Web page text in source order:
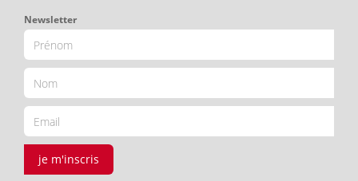
Newsletter
je m'inscris